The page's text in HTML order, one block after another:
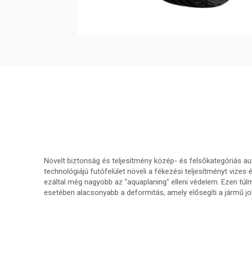
Növelt biztonság és teljesítmény közép- és felsőkategóriás
technológiájú futófelület növeli a fékezési teljesítményt vizes
ezáltal még nagyobb az "aquaplaning" elleni védelem. Ezen
esetében alacsonyabb a deformitás, amely elősegíti a jármű